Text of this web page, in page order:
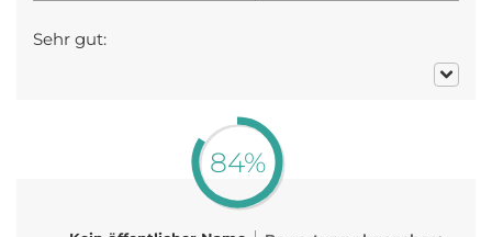
Sehr gut:
84%